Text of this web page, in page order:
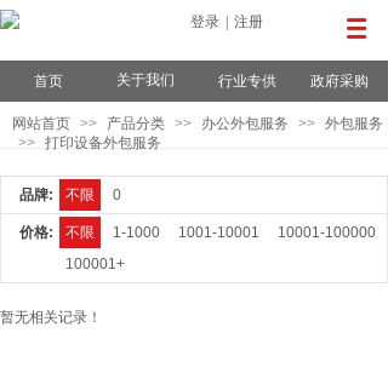
登录 注册
首页 关于我们 行业专供 政府采购
网站首页 >> 产品分类 >> 办公外包服务 >> 外包服务
>> 打印设备外包服务
品牌: 不限 0
价格: 不限 1-1000 1001-10001
10001-100000
100001+
暂无相关记录！